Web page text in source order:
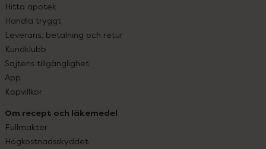
Hitta apotek
Handla tryggt
Leverans, betalning och retur
Kundklubb
Sajtens tillgänglighet
App
Köpvillkor
Om recept och läkemedel
Fullmakter
Högkostnadsskyddet